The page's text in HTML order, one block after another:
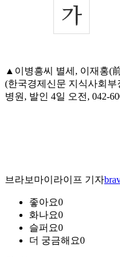
▲이병흥씨 별세, 이재홍(
(한국경제신문 지식사회부
병원, 발인 4일 오전, 042-
브라보마이라이프 기자
좋아요0
화나요0
슬퍼요0
더 궁금해요0